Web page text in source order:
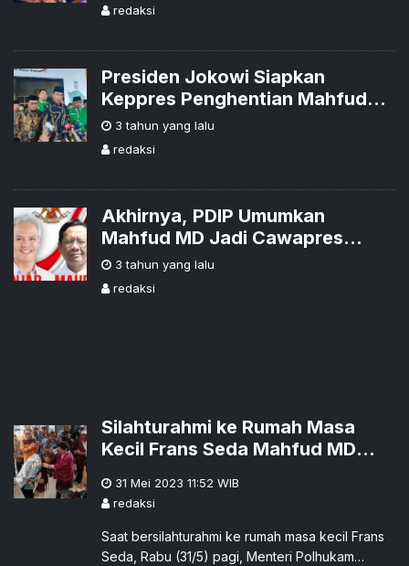
redaksi
Presiden Jokowi Siapkan
Keppres Penghentian Mahfud
MD sebagai Menkopolhukam
3 tahun yang lalu
redaksi
Akhirnya, PDIP Umumkan
Mahfud MD Jadi Cawapres
Ganjar Pranowo
3 tahun yang lalu
redaksi
Silahturahmi ke Rumah Masa
Kecil Frans Seda Mahfud MD
Bewa Lekeba'i
31 Mei 2023 11:52 WIB
redaksi
Saat bersilahturahmi ke rumah masa kecil Frans
Seda, Rabu (31/5) pagi, Menteri Polhukam